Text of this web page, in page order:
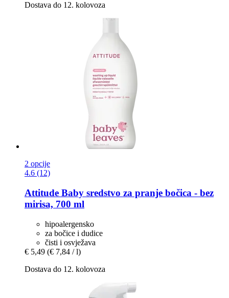
Dostava do 12. kolovoza
2 opcije
4.6 (12)
Attitude Baby sredstvo za pranje bočica -​ bez
mirisa, 700 ml
hipoalergensko
za bočice i dudice
čisti i osvježava
€ 5,49 (€ 7,84 / l)
Dostava do 12. kolovoza